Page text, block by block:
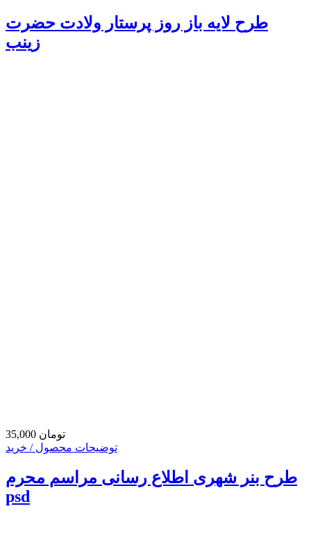
طرح لایه باز روز پرستار ولادت حضرت
زینب
35,000 تومان
توضیحات محصول / خرید
طرح بنر شهری اطلاع رسانی مراسم محرم
psd